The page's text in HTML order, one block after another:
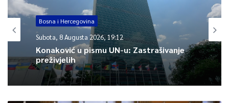
Govorilo se i o jučer usvojenim izmjenama i dopunama
Zakona koji tretira porodiljske naknade. Nadležna
ministrica ističe da je riječ o veoma važnim mjerema u
pronatalitetnoj politiciPogledajte
Bosna i Hercegovina
Subota, 8 Augusta 2026, 19:12
Konaković u pismu UN-u: Zastrašivanje
preživjelih